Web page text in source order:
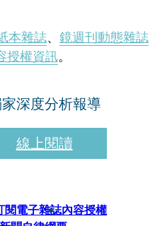
本雜誌、 鏡週刊動態雜誌
授權資訊。
深度分析報導
線上閱讀
閱電子雜誌內容授權